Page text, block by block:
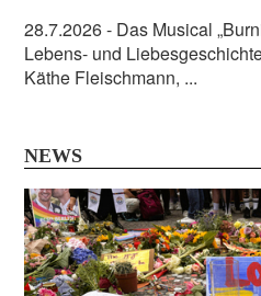
28.7.2026- Das Musical
Lebens- und
Käthe Fleischmann, ...
NEWS